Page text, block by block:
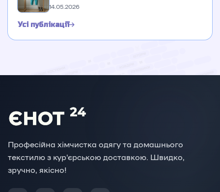
14.05.2026
Усі публікації
Професійна хімчистка одягу та домашнього
текстилю з кур'єрською доставкою. Швидко,
зручно, якісно!